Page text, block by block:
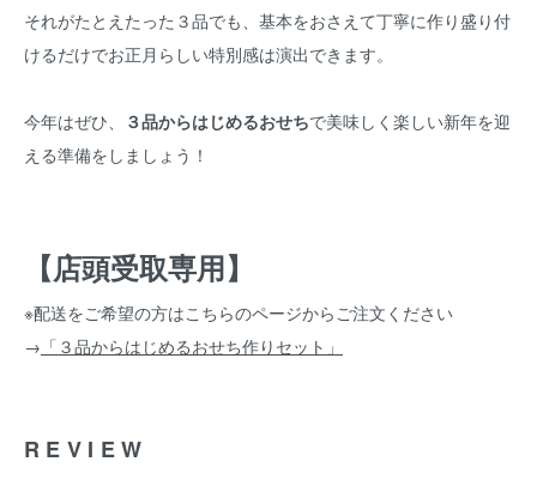
それがたとえたった３品でも、基本をおさえて丁寧に作り盛り付
けるだけでお正月らしい特別感は演出できます。
今年はぜひ、 ３品からはじめるおせちで美味しく楽しい新年を迎
える準備をしましょう！
【店頭受取専用】
※配送をご希望の方はこちらのページからご注文ください
→ 「３品からはじめるおせち作りセット」
REVIEW